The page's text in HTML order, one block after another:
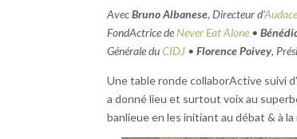
AvecBruno Albanese, Directeur d’Audace
FondActrice de Never Eat Alone •
Générale duCIDJ •Florence Poivey,
Une table ronde collaborActive suivi
a donné lieu et surtout voix au
banlieue en les initiant au débat & à